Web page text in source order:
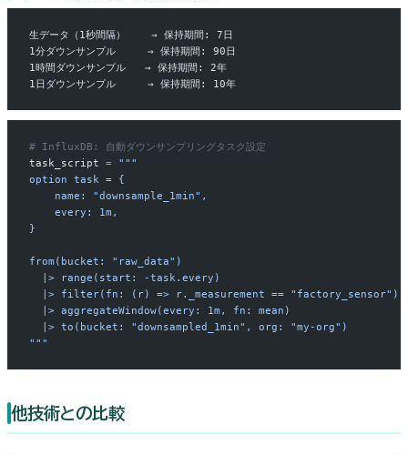
生データ（1秒間隔）    → 保持期間: 7日
1分ダウンサンプル     → 保持期間: 90日
1時間ダウンサンプル   → 保持期間: 2年
1日ダウンサンプル     → 保持期間: 10年
# InfluxDB: 自動ダウンサンプリングタスク設定
task_script = """
option task = {
    name: "downsample_1min",
    every: 1m,
}
from(bucket: "raw_data")
  |> range(start: -task.every)
  |> filter(fn: (r) => r._measurement == "factory_sensor")
  |> aggregateWindow(every: 1m, fn: mean)
  |> to(bucket: "downsampled_1min", org: "my-org")
"""
他技術との比較